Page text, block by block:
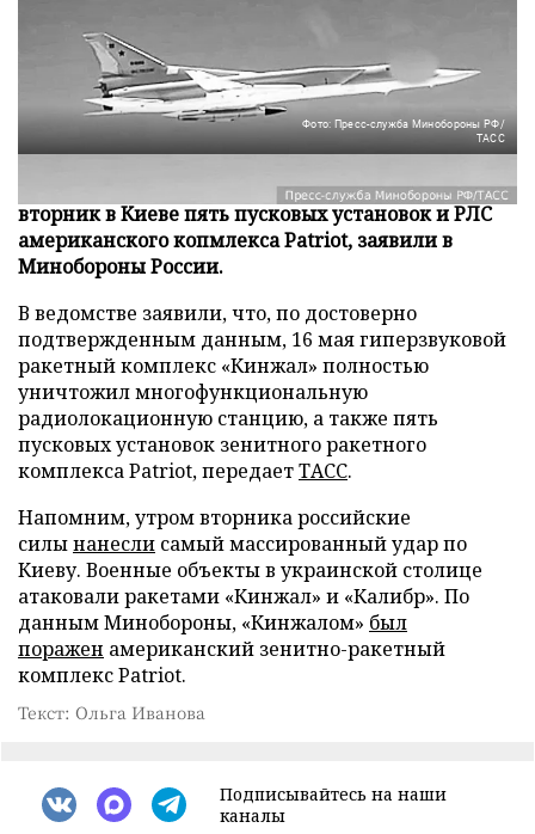
Фото: Пресс-служба Минобороны РФ/
ТАСС
Гиперзвуковая ракета «Кинжал» уничтожила во
вторник в Киеве пять пусковых установок и РЛС
американского копмлекса Patriot, заявили в
Минобороны России.
В ведомстве заявили, что, по достоверно
подтвержденным данным, 16 мая гиперзвуковой
ракетный комплекс «Кинжал» полностью
уничтожил многофункциональную
радиолокационную станцию, а также пять
пусковых установок зенитного ракетного
комплекса Patriot, передаетТАСС.
Напомним, утром вторника российские
силынанесли самый массированный удар по
Киеву. Военные объекты в украинской столице
атаковали ракетами «Кинжал» и «Калибр». По
данным Минобороны, «Кинжалом» был
поражен американский зенитно-ракетный
комплекс Patriot.
Текст: Ольга Иванова
Подписывайтесь на наши
каналы